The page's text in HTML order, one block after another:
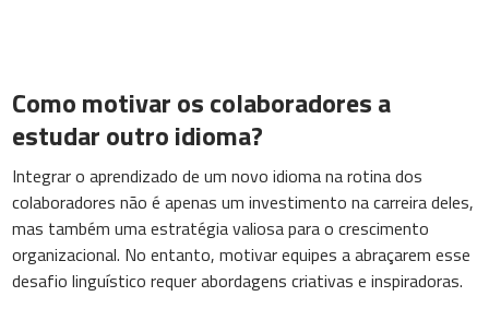
Como motivar os colaboradores a
estudar outro idioma?
Integrar o aprendizado de um novo idioma na rotina dos
colaboradores não é apenas um investimento na carreira deles,
mas também uma estratégia valiosa para o crescimento
organizacional. No entanto, motivar equipes a abraçarem esse
desafio linguístico requer abordagens criativas e inspiradoras.